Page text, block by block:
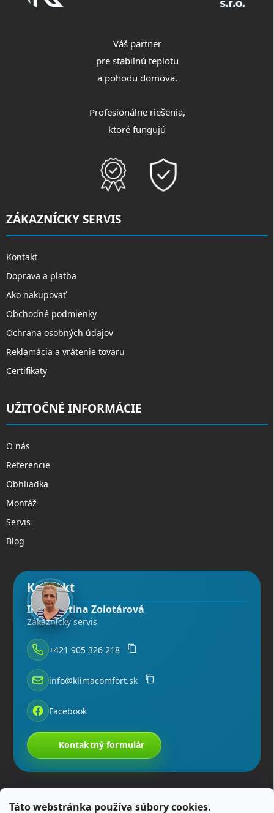
Táto webstránka používa súbory cookies.
Váš partner
pre stabilnú teplotu
a pohodu domova.
Profesionálne riešenia,
ktoré fungujú
ZÁKAZNÍCKY SERVIS
Kontakt
Doprava a platba
Ako nakupovať
Obchodné podmienky
Ochrana osobných údajov
Reklamácia a vrátenie tovaru
Certifikaty
UŽITOČNÉ INFORMÁCIE
O nás
Referencie
Obhliadka
Montáž
Servis
Blog
Kontakt
Ing. Martina Zolotárová
Zákaznícky servis
+421 905 326 218
info@klimacomfort.sk
Facebook
Kontaktný formulár